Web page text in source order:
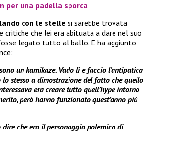
per una padella sporca
con le stelle si sarebbe trovata
critiche che lei era abituata a dare nel suo
legato tutto al ballo. E ha aggiunto
un kamikaze. Vado lì e faccio l’antipatica
stesso a dimostrazione del fatto che quello
era creare tutto quell’hype intorno
però hanno funzionato quest’anno più
dire che ero il personaggio polemico di